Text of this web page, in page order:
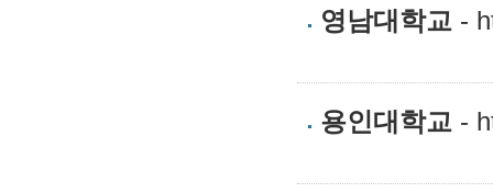
영남대학교 -
용인대학교 -